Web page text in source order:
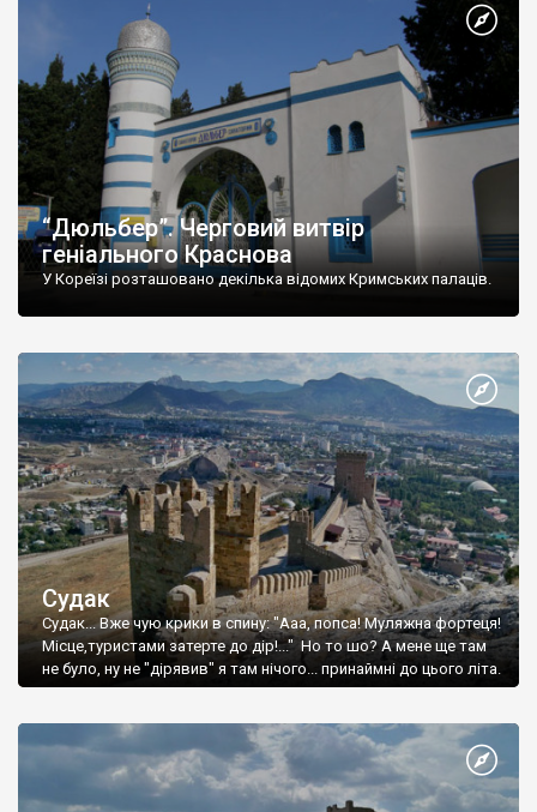
“Дюльбер”. Черговий витвір
геніального Краснова
У Кореїзі розташовано декілька відомих Кримських палаців.
Судак
Судак... Вже чую крики в спину: "Ааа, попса! Муляжна фортеця!
Місце,туристами затерте до дір!..." Но то шо? А мене ще там
не було, ну не "дірявив" я там нічого... принаймні до цього літа.